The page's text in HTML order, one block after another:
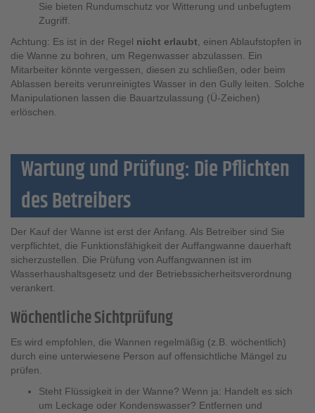
Sie bieten Rundumschutz vor Witterung und unbefugtem
Zugriff.
Achtung: Es ist in der Regel nicht erlaubt , einen Ablaufstopfen in
die Wanne zu bohren, um Regenwasser abzulassen. Ein
Mitarbeiter könnte vergessen, diesen zu schließen, oder beim
Ablassen bereits verunreinigtes Wasser in den Gully leiten. Solche
Manipulationen lassen die Bauartzulassung (Ü-Zeichen)
erlöschen.
Wartung und Prüfung: Die Pflichten
des Betreibers
Der Kauf der Wanne ist erst der Anfang. Als Betreiber sind Sie
verpflichtet, die Funktionsfähigkeit der Auffangwanne dauerhaft
sicherzustellen. Die Prüfung von Auffangwannen ist im
Wasserhaushaltsgesetz und der Betriebssicherheitsverordnung
verankert.
Wöchentliche Sichtprüfung
Es wird empfohlen, die Wannen regelmäßig (z.B. wöchentlich)
durch eine unterwiesene Person auf offensichtliche Mängel zu
prüfen.
Steht Flüssigkeit in der Wanne? Wenn ja: Handelt es sich
um Leckage oder Kondenswasser? Entfernen und